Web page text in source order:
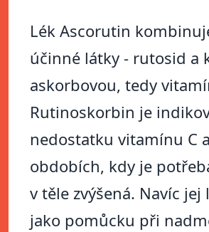
Lék Ascorutin
účinné látky - rutosid a
askorbovou, tedy
Rutinoskorbin je
nedostatku vitamínu C
obdobích, kdy je
v těle zvýšená. Navíc jej
jako pomůcku při